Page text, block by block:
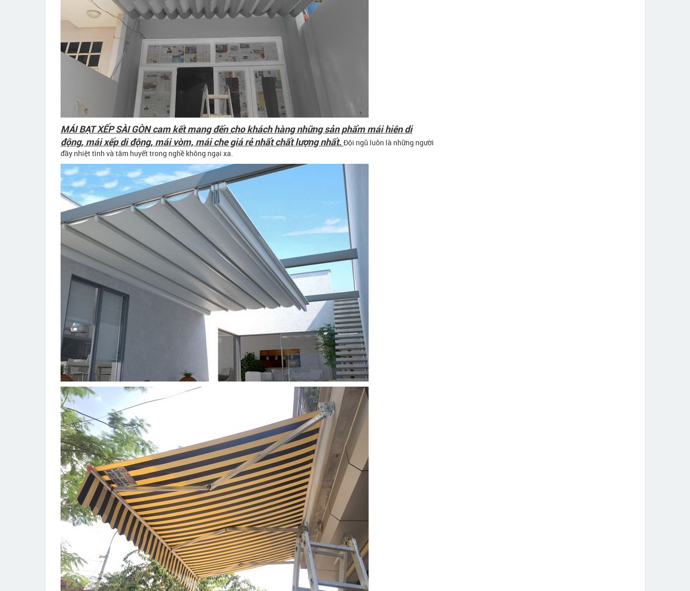
MÁI BẠT XẾP SÀI GÒN cam kết mang đến cho khách hàng những sản phẩm mái hiên di
động, mái xếp di động, mái vòm, mái che giá rẻ nhất chất lượng nhất. Đội ngũ luôn là những người
đầy nhiệt tình và tâm huyết trong nghề không ngại xa.